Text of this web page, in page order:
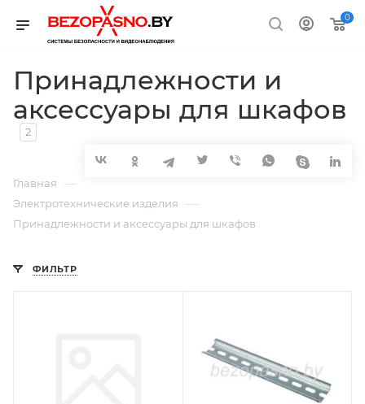
0
Принадлежности и
аксессуары для шкафов
2
Главная —
Электротехнические изделия —
Принадлежности и аксессуары для шкафов
ФИЛЬТР